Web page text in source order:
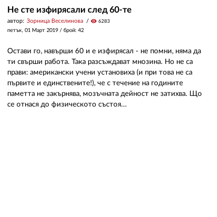
Не сте изфирясали след 60-те
автор: Зорница Веселинова visibility 6283
петък, 01 Март 2019 / брой: 42
Остави го, навърши 60 и е изфирясал - не помни, няма да
ти свърши работа. Така разсъждават мнозина. Но не са
прави: американски учени установиха (и при това не са
първите и единствените!), че с течение на годините
паметта не закърнява, мозъчната дейност не затихва. Що
се отнася до физическото състоя...